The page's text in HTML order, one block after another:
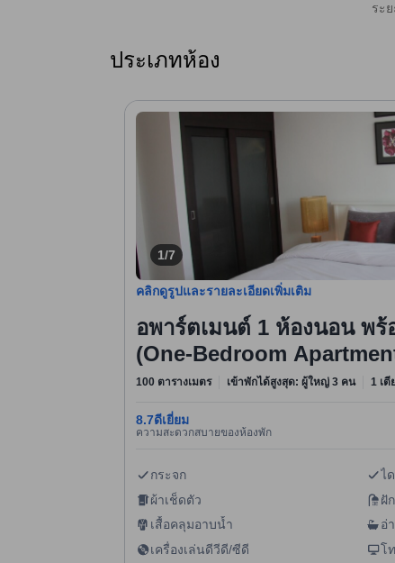
ระ
ประเภทห้อง
1/7
คลิกดูรูปและรายละเอียดเพิ่มเติม
อพาร์ตเมนต์ 1 ห้องนอน พร้
(One-Bedroom
100 ตารางเมตร เข้าพักได้สูงสุด: ผู้ใหญ่ 3 คน 1 เตี
8.7ดีเยี่ยม
ความสะดวกสบายของห้องพัก
กระจก
ไ
ผ้าเช็ดตัว
ฝั
เสื้อคลุมอาบน้ำ
อ่
เครื่องเล่นดีวีดี/ซีดี
โ